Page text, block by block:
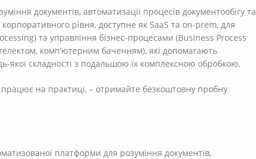
документів, автоматизації процесів документообігу та
рівня, доступне як SaaS та on-prem, для
та управління бізнес-процесами (Business Process
комп’ютерним баченням), які допомагають
якої складності з подальшою їх комплексною обробкою.
на практиці, – отримайте безкоштовну пробну
платформи для розуміння документів,